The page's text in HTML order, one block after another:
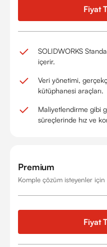
Fiyat
SOLIDWORKS
içerir.
Veri yönetimi,
kütüphanesi araçları.
Maliyetlendirme gibi
süreçlerinde hız ve
Premium
Komple çözüm isteyenler
Fiyat